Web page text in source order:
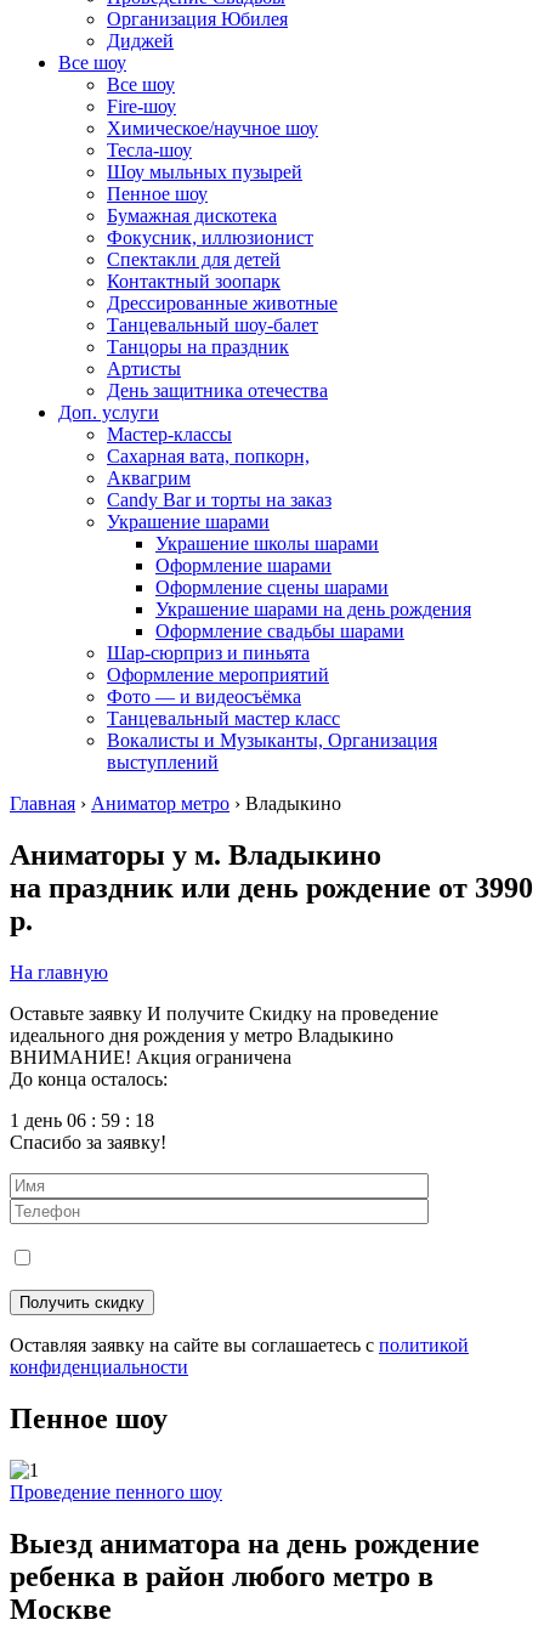
Организация Юбилея
Диджей
Все шоу
Все шоу
Fire-шоу
Химическое/научное шоу
Тесла-шоу
Шоу мыльных пузырей
Пенное шоу
Бумажная дискотека
Фокусник, иллюзионист
Спектакли для детей
Контактный зоопарк
Дрессированные животные
Танцевальный шоу-балет
Танцоры на праздник
Артисты
День защитника отечества
Доп. услуги
Мастер-классы
Сахарная вата, попкорн,
Аквагрим
Candy Bar и торты на заказ
Украшение шарами
Украшение школы шарами
Оформление шарами
Оформление сцены шарами
Украшение шарами на день рождения
Оформление свадьбы шарами
Шар-сюрприз и пиньята
Оформление мероприятий
Фото — и видеосъёмка
Танцевальный мастер класс
Вокалисты и Музыканты, Организация
выступлений
Главная › Аниматор метро › Владыкино
Аниматоры у м. Владыкино
на праздник или день рождение от 3990
р.
На главную
Оставьте заявку И получите Скидку на проведение
идеального дня рождения у метро Владыкино
ВНИМАНИЕ! Акция ограничена
До конца осталось:
1 день 06 : 59 : 16
Спасибо за заявку!
Оставляя заявку на сайте вы соглашаетесь с политикой
конфиденциальности
Пенное шоу
Проведение пенного шоу
Выезд аниматора на день рождение
ребенка в район любого метро в
Москве